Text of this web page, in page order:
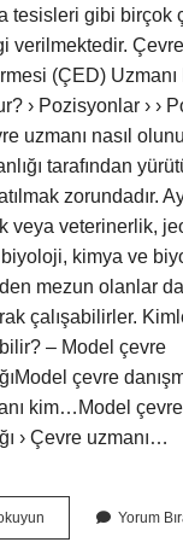
tesisleri gibi birçok
verilmektedir.
(ÇED)
› Pozisyonlar › ›
uzmanı nasıl
tarafından
zorundadır.
veya veterinerlik,
kimya ve
mezun olanlar
çalışabilirler.
– Model çevre
çevre
kim…Model çevre
› Çevre uzmanı…
Bilimleri
Yorum